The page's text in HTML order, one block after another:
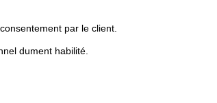
par le client.
dument habilité.